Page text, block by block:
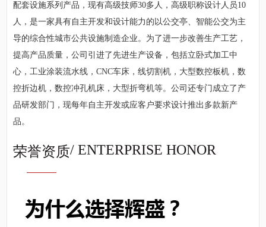
配套设施系列产品，现有高级技师30多人，高级职称设计人员10
人，是一家具有自主开发和设计能力的以公交亭、智能公交为主
导的综合性城市公共设施制造企业。为了进一步改善生产工艺，
提高产品质量，公司引进了先进生产设备，包括立卧式加工中
心，工业涂装流水线，CNC车床，线切割机，大型数控板机，数
控折边机，数控冲孔机床，大型折弯机等。公司还专门成立了产
品研发部门，现每年自主开发或应客户要求设计推出多款新产
品。
荣誉资质/ ENTERPRISE HONOR